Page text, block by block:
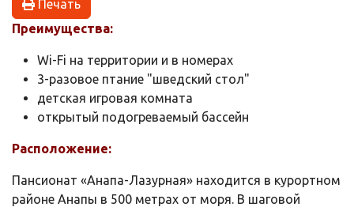
Печать
Преимущества:
Wi-Fi на территории и в номерах
3-разовое птание "шведский стол"
детская игровая комната
открытый подогреваемый бассейн
Расположение:
Пансионат «Анапа-Лазурная» находится в курортном
районе Анапы в 500 метрах от моря. В шаговой